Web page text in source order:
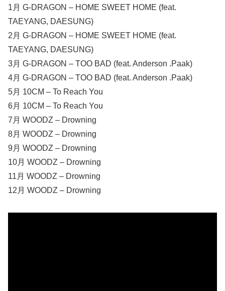
1月 G-DRAGON – HOME SWEET HOME (feat.
TAEYANG, DAESUNG)
2月 G-DRAGON – HOME SWEET HOME (feat.
TAEYANG, DAESUNG)
3月 G-DRAGON – TOO BAD (feat. Anderson .Paak)
4月 G-DRAGON – TOO BAD (feat. Anderson .Paak)
5月 10CM – To Reach You
6月 10CM – To Reach You
7月 WOODZ – Drowning
8月 WOODZ – Drowning
9月 WOODZ – Drowning
10月 WOODZ – Drowning
11月 WOODZ – Drowning
12月 WOODZ – Drowning